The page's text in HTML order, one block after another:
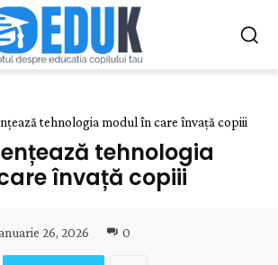
tehnologia modul în care învață copiii
tehnologia
învață copiii
26, 2026 0